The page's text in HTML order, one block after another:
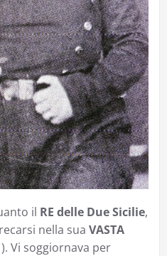
il RE delle Due Sicilie,
nella sua VASTA
Vi soggiornava per